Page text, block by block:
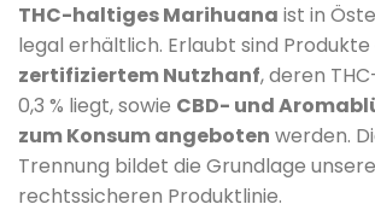
THC-haltiges Marihuana ist in
legal erhältlich. Erlaubt sind Produkte
zertifiziertem Nutzhanf, deren
0,3 % liegt, sowie CBD- und
zum Konsum angeboten werden.
Trennung bildet die Grundlage
rechtssicheren Produktlinie.